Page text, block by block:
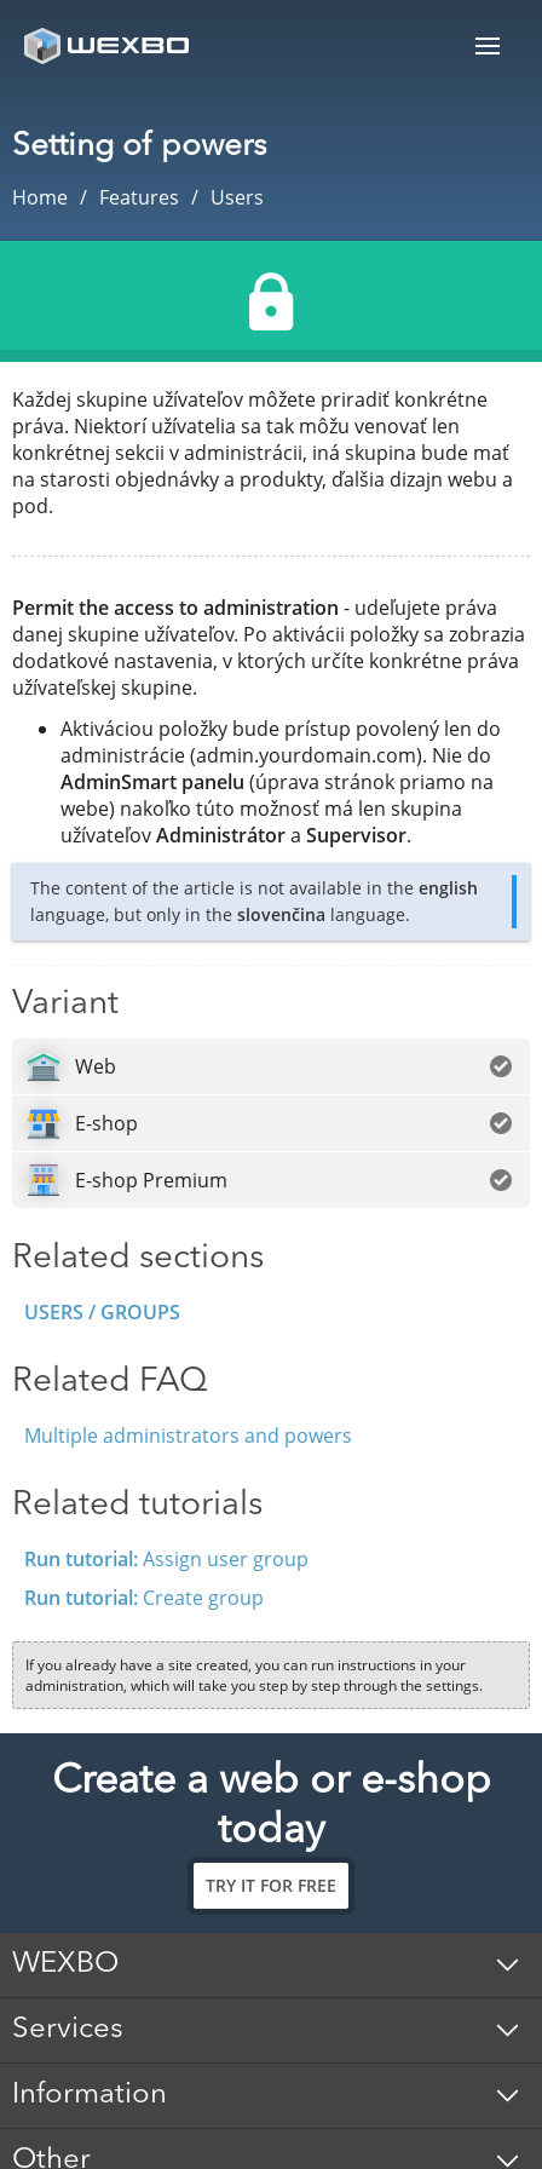
Setting of powers
Home Features Users
Každej skupine užívateľov môžete priradiť konkrétne
práva. Niektorí užívatelia sa tak môžu venovať len
konkrétnej sekcii v administrácii, iná skupina bude mať
na starosti objednávky a produkty, ďalšia dizajn webu a
pod.
Permit the access to administration - udeľujete práva
danej skupine užívateľov. Po aktivácii položky sa zobrazia
dodatkové nastavenia, v ktorých určíte konkrétne práva
užívateľskej skupine.
Aktiváciou položky bude prístup povolený len do
administrácie (admin.yourdomain.com). Nie do
AdminSmart panelu (úprava stránok priamo na
webe) nakoľko túto možnosť má len skupina
užívateľovAdministrátora Supervisor.
The content of the article is not available in the english
language, but only in the slovenčina language.
Variant
Web
E-shop
E-shop Premium
Related sections
USERS / GROUPS
Related FAQ
Multiple administrators and powers
Related tutorials
Run tutorial:Assign user group
Run tutorial: Create group
If you already have a site created, you can run instructions in your
administration, which will take you step by step through the settings.
Create a web or e-shop
today
TRY IT FOR FREE
WEXBO
Services
Information
Other